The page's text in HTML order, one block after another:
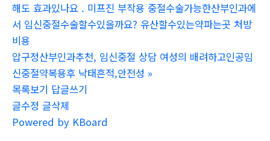
해도 효과있나요 . 미­프진 부작용 중절수술가능한산부인과에
서 임신중절수술할수있을까요? 유산할수있는약파는곳 처방
비용
압구정산부인과추천, 임신중절 상담 여성의 배려하고인공임
신중절약복용후 낙태흔적,안전성 »
목록보기 답글쓰기
글수정 글삭제
Powered by KBoard